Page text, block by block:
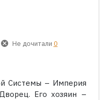
Не дочитали 0
Системы – Империя
Его хозяин –